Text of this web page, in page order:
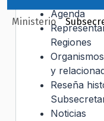
Ministerio
Agenda
Regiones
y
Reseña
Noticias